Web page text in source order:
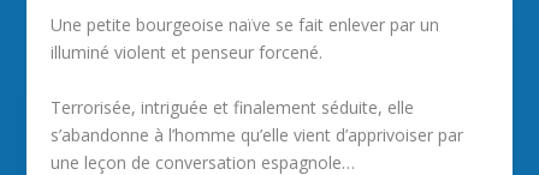
Une petite bourgeoise naïve se fait enlever par un
illuminé violent et penseur forcené.
Terrorisée, intriguée et finalement séduite, elle
s’abandonne à l’homme qu’elle vient d’apprivoiser par
une leçon de conversation espagnole…